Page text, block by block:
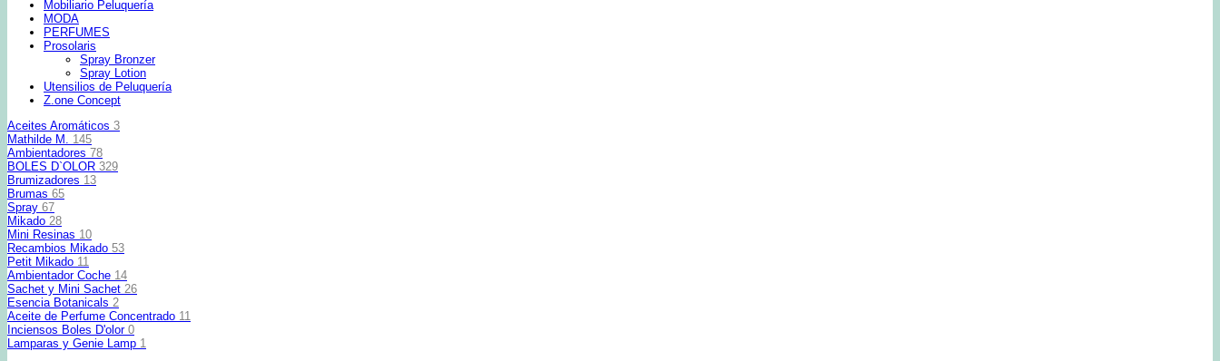
Mobiliario Peluquería
MODA
PERFUMES
Prosolaris
Spray Bronzer
Spray Lotion
Utensilios de Peluquería
Z.one Concept
Aceites Aromáticos 3
Mathilde M. 145
Ambientadores 78
BOLES D`OLOR 329
Brumizadores 13
Brumas 65
Spray 67
Mikado 28
Mini Resinas 10
Recambios Mikado 53
Petit Mikado 11
Ambientador Coche 14
Sachet y Mini Sachet 26
Esencia Botanicals 2
Aceite de Perfume Concentrado 11
Inciensos Boles D'olor 0
Lamparas y Genie Lamp 1